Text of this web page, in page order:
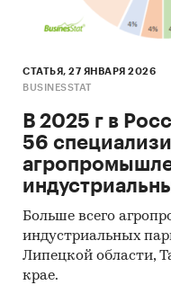
Таблица 1.
оборудования и
Ниже рассмотрим
Мировой рынок
защиты растет
данным экспертов
агентства,
противопожарной
если в 2016 году
более *** млрд.
СТАТЬЯ, 27 ЯНВАРЯ 2026
BUSINESSTAT
В 2025 г в
56
Больше всего
индустриальных
Липецкой области,
крае.